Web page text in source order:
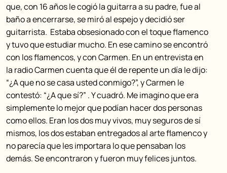
que, con 16 años le cogió la guitarra a su padre, fue al
baño a encerrarse, se miró al espejo y decidió ser
guitarrista. Estaba obsesionado con el toque flamenco
y tuvo que estudiar mucho. En ese camino se encontró
con los flamencos, y con Carmen. En un entrevista en
la radio Carmen cuenta que él de repente un día le dijo:
“¿A que no se casa usted conmigo?”, y Carmen le
contestó: “¿A que sí?” . Y cuadró. Me imagino que era
simplemente lo mejor que podían hacer dos personas
como ellos. Eran los dos muy vivos, muy seguros de sí
mismos, los dos estaban entregados al arte flamenco y
no parecía que les importara lo que pensaban los
demás. Se encontraron y fueron muy felices juntos.